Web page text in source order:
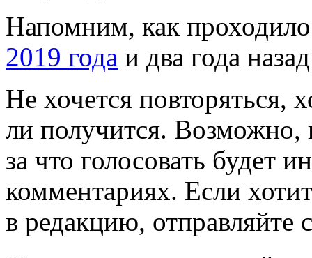
Напомним, как
2019 года и два года
Не хочется повторяться,
ли получится.
за что голосовать будет
комментариях. Если
в редакцию,